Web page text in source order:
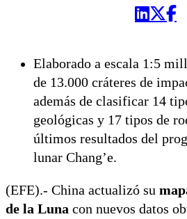
Elaborado a escala 1:5
de 13.000 cráteres de
además de clasificar 14
geológicas y 17 tipos de
últimos resultados del
lunar Chang’e.
(EFE).- China actualizó su
de la Luna con nuevos datos